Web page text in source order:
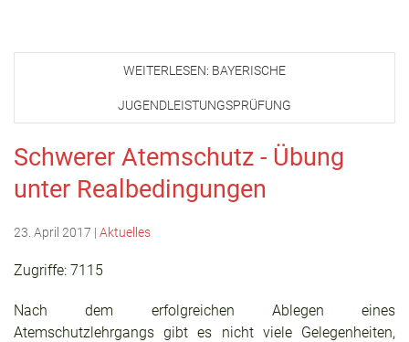
WEITERLESEN: BAYERISCHE
JUGENDLEISTUNGSPRÜFUNG
Schwerer Atemschutz - Übung
unter Realbedingungen
23. April 2017 | Aktuelles
Zugriffe: 7115
Nach dem erfolgreichen Ablegen eines
Atemschutzlehrgangs gibt es nicht viele Gelegenheiten,